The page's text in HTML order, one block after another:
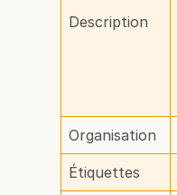
Description
Organisation
Étiquettes